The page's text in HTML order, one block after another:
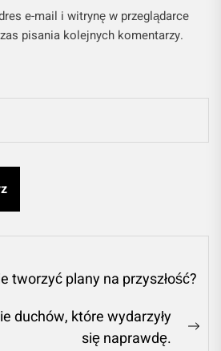
e-mail i witrynę w przeglądarce
pisania kolejnych komentarzy.
tworzyć plany na przyszłość?
duchów, które wydarzyły
się naprawdę.